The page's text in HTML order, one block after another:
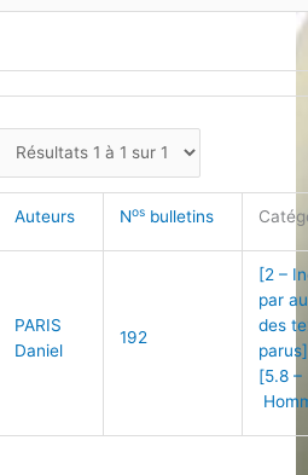
Auteurs Nos bulletins
PARIS
Daniel
192
[2 –
par
des
parus]
[5.8 –